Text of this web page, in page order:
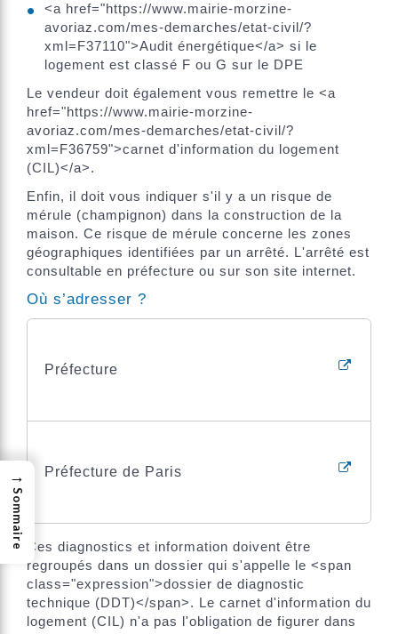
<a href="https://www.mairie-morzine-
avoriaz.com/mes-demarches/etat-civil/?
xml=F37110">Audit énergétique</a> si le
logement est classé F ou G sur le DPE
Le vendeur doit également vous remettre le <a
href="https://www.mairie-morzine-
avoriaz.com/mes-demarches/etat-civil/?
xml=F36759">carnet d'information du logement
(CIL)</a>.
Enfin, il doit vous indiquer s'il y a un risque de
mérule (champignon) dans la construction de la
maison. Ce risque de mérule concerne les zones
géographiques identifiées par un arrêté. L'arrêté est
consultable en préfecture ou sur son site internet.
Où s’adresser ?
Préfecture
Préfecture de Paris
Ces diagnostics et information doivent être
regroupés dans un dossier qui s'appelle le <span
class="expression">dossier de diagnostic
technique (DDT)</span>. Le carnet d'information du
logement (CIL) n'a pas l'obligation de figurer dans
→
Sommaire